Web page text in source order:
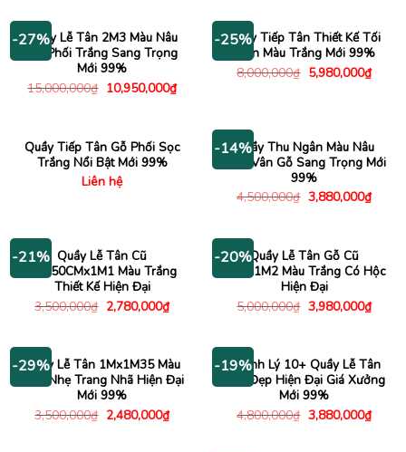
3,180,000₫.
-27%
Quầy Lễ Tân 2M3 Màu Nâu
Gỗ Phối Trắng Sang Trọng
Mới 99%
15,000,000₫ Giá
gốc
10,950,000₫Giá
hiện
10,950,000₫.
-25%
Quầy Tiếp Tân Thiết Kế Tối
Giản Màu Trắng Mới 99%
8,000,000₫ Giá
gốc
5,980,000₫Giá
hiện
Quầy Tiếp Tân Gỗ Phối Sọc
Trắng Nổi Bật Mới 99%
Liên hệ
-14%Quầy Thu Ngân Màu Nâu
1M6 Vân Gỗ Sang Trọng Mới
99%
4,500,000₫ Giá
gốc
3,880,000₫Giá
hiện
-21% Quầy Lễ Tân Cũ
1Mx50CMx1M1 Màu Trắng
Thiết Kế Hiện Đại
3,500,000₫ Giá
gốc
2,780,000₫Giá
hiện
2,780,000₫.
-20%Quầy Lễ Tân Gỗ Cũ
2M2x1M2 Màu Trắng Có Hộc
Hiện Đại
5,000,000₫ Giá
gốc
3,980,000₫Giá
hiện
-29%
Quầy Lễ Tân 1Mx1M35 Màu
Xám Nhẹ Trang Nhã Hiện Đại
Mới 99%
3,500,000₫ Giá
gốc
2,480,000₫Giá
hiện
-19%
Thanh Lý 10+ Quầy Lễ Tân
Mini Đẹp Hiện Đại Giá Xưởng
Mới 99%
4,800,000₫ Giá
gốc
3,880,000₫Giá
hiện